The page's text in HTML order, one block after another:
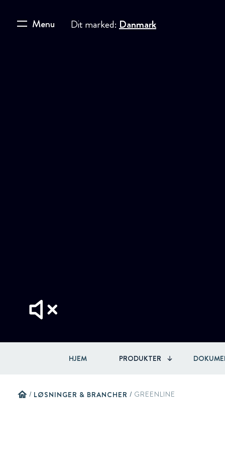
Menu Dit marked: Danmark
HJEM PRODUKTER
home / LØSNINGER & BRANCHER / GREENLINE